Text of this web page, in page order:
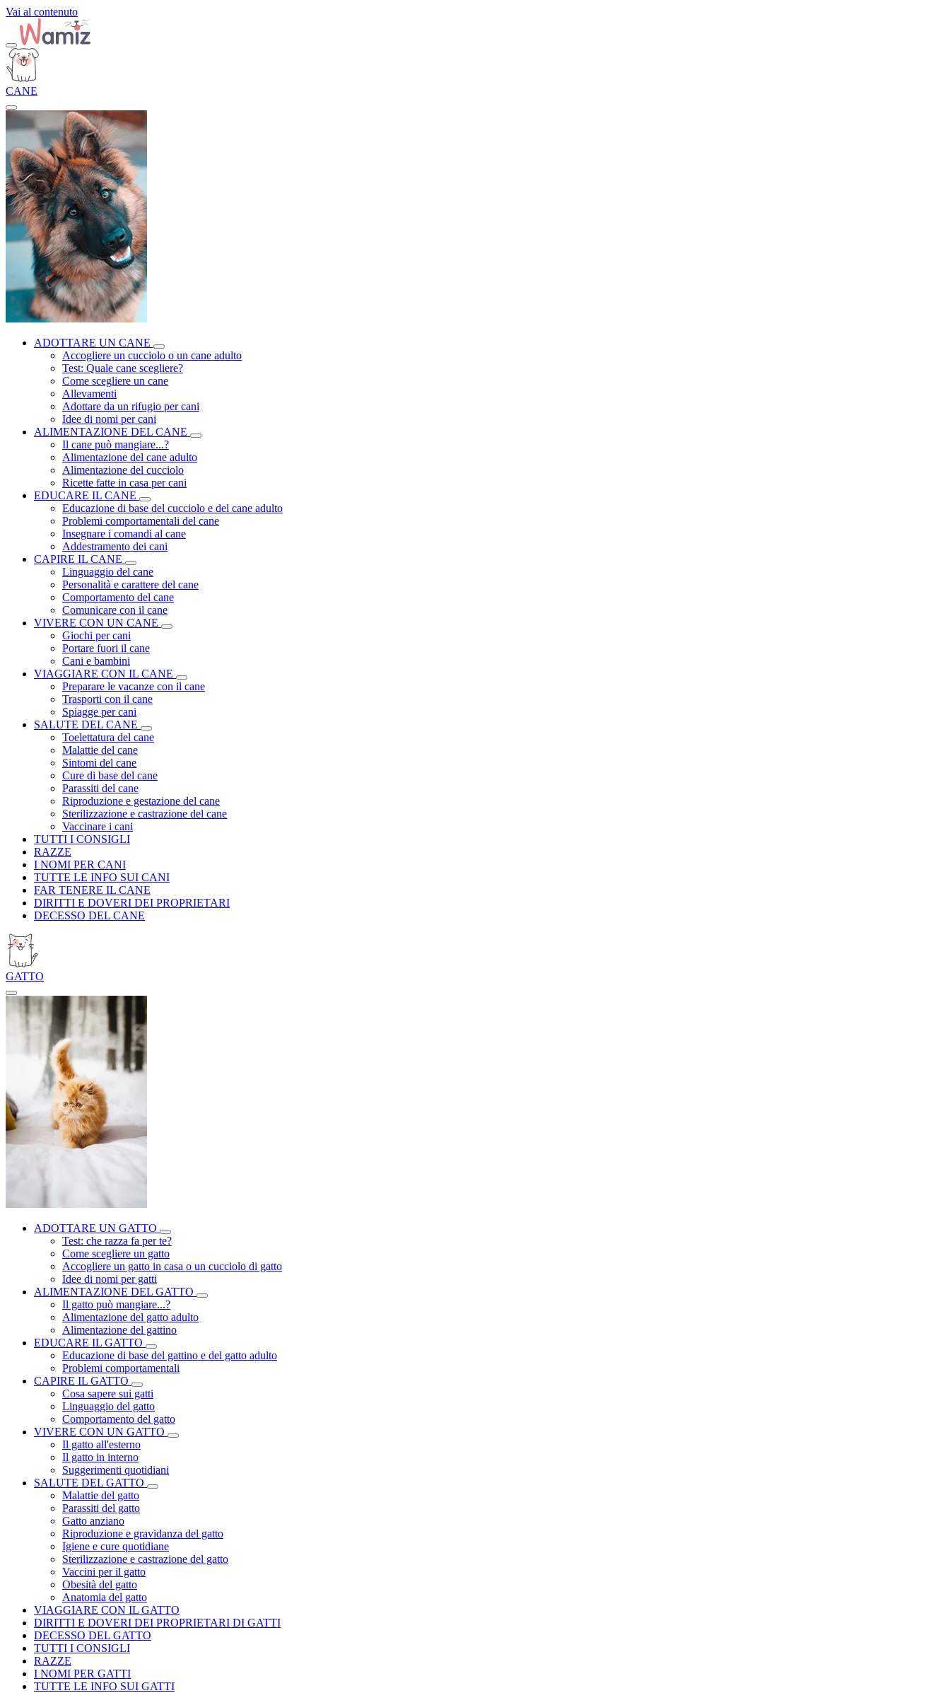
Vai al contenuto
CANE
ADOTTARE UN CANE
Accogliere un cucciolo o un cane adulto
Test: Quale cane scegliere?
Come scegliere un cane
Allevamenti
Adottare da un rifugio per cani
Idee di nomi per cani
ALIMENTAZIONE DEL CANE
Il cane può mangiare...?
Alimentazione del cane adulto
Alimentazione del cucciolo
Ricette fatte in casa per cani
EDUCARE IL CANE
Educazione di base del cucciolo e del cane adulto
Problemi comportamentali del cane
Insegnare i comandi al cane
Addestramento dei cani
CAPIRE IL CANE
Linguaggio del cane
Personalità e carattere del cane
Comportamento del cane
Comunicare con il cane
VIVERE CON UN CANE
Giochi per cani
Portare fuori il cane
Cani e bambini
VIAGGIARE CON IL CANE
Preparare le vacanze con il cane
Trasporti con il cane
Spiagge per cani
SALUTE DEL CANE
Toelettatura del cane
Malattie del cane
Sintomi del cane
Cure di base del cane
Parassiti del cane
Riproduzione e gestazione del cane
Sterilizzazione e castrazione del cane
Vaccinare i cani
TUTTI I CONSIGLI
RAZZE
I NOMI PER CANI
TUTTE LE INFO SUI CANI
FAR TENERE IL CANE
DIRITTI E DOVERI DEI PROPRIETARI
DECESSO DEL CANE
GATTO
ADOTTARE UN GATTO
Test: che razza fa per te?
Come scegliere un gatto
Accogliere un gatto in casa o un cucciolo di gatto
Idee di nomi per gatti
ALIMENTAZIONE DEL GATTO
Il gatto può mangiare...?
Alimentazione del gatto adulto
Alimentazione del gattino
EDUCARE IL GATTO
Educazione di base del gattino e del gatto adulto
Problemi comportamentali
CAPIRE IL GATTO
Cosa sapere sui gatti
Linguaggio del gatto
Comportamento del gatto
VIVERE CON UN GATTO
Il gatto all'esterno
Il gatto in interno
Suggerimenti quotidiani
SALUTE DEL GATTO
Malattie del gatto
Parassiti del gatto
Gatto anziano
Riproduzione e gravidanza del gatto
Igiene e cure quotidiane
Sterilizzazione e castrazione del gatto
Vaccini per il gatto
Obesità del gatto
Anatomia del gatto
VIAGGIARE CON IL GATTO
DIRITTI E DOVERI DEI PROPRIETARI DI GATTI
DECESSO DEL GATTO
TUTTI I CONSIGLI
RAZZE
I NOMI PER GATTI
TUTTE LE INFO SUI GATTI